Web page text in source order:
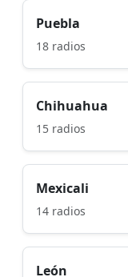
Puebla
18 radios
Chihuahua
15 radios
Mexicali
14 radios
León